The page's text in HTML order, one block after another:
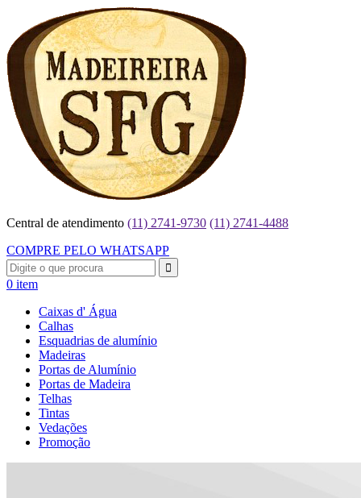
Central de atendimento (11) 2741-9730 (11) 2741-4488
COMPRE PELO WHATSAPP
0 item
Caixas d' Água
Calhas
Esquadrias de alumínio
Madeiras
Portas de Alumínio
Portas de Madeira
Telhas
Tintas
Vedações
Promoção